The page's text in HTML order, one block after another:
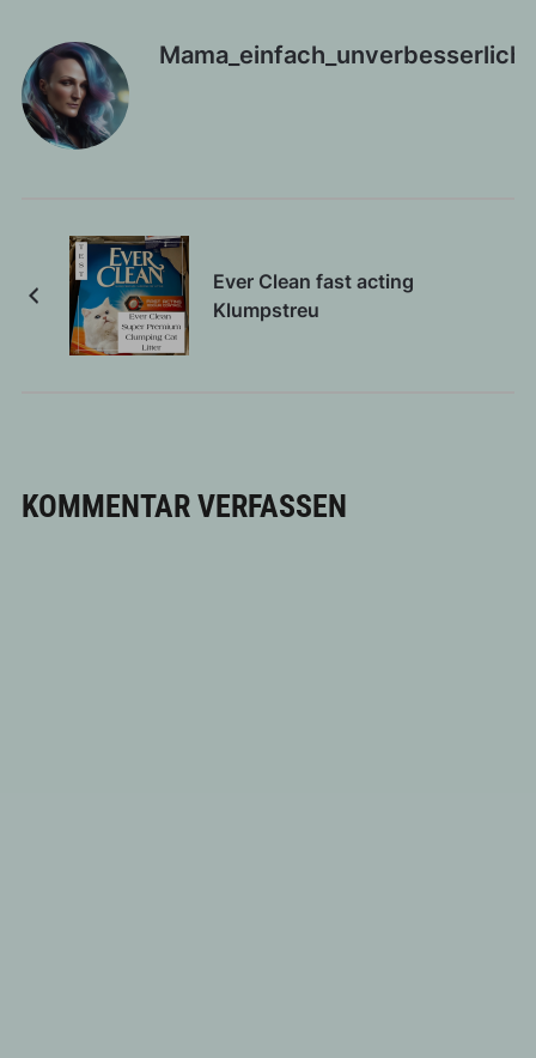
Mama_einfach_unverbesserlich
Ever Clean fast acting
Klumpstreu
KOMMENTAR VERFASSEN